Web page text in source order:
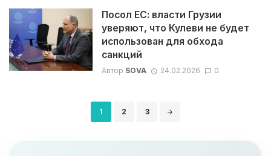
Посол ЕС: власти Грузии
уверяют, что Кулеви не будет
использован для обхода
санкций
Автор SOVA 24.02.2026 0
1 2 3